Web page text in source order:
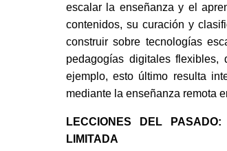
escalar la enseñanza y el
contenidos, su curación y
construir sobre tecnologías
pedagogías digitales
ejemplo, esto último resulta
mediante la enseñanza remota
LECCIONES DEL
LIMITADA